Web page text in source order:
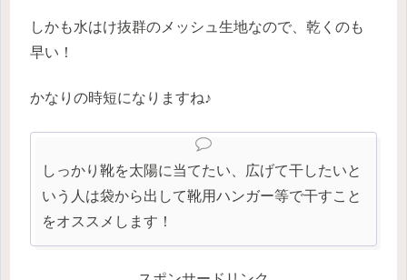
しかも水はけ抜群のメッシュ生地なので、乾くのも
早い！
かなりの時短になりますね♪
しっかり靴を太陽に当てたい、広げて干したいと
いう人は袋から出して靴用ハンガー等で干すこと
をオススメします！